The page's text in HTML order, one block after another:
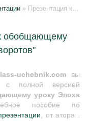
» Презентация к обобщающему уроку Эпоха Дворцовых переворотов
обобщающему
uchebnik.comвы
с полной версией
уроку Эпоха
пособие по
, от атора .